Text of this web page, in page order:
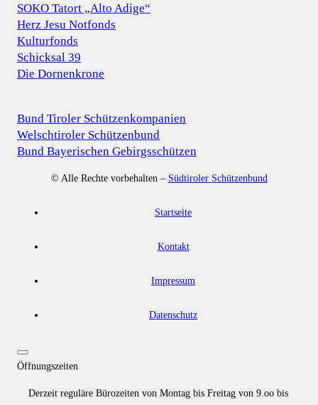
SOKO Tatort „Alto Adige“
Herz Jesu Notfonds
Kulturfonds
Schicksal 39
Die Dornenkrone
Bund Tiroler Schützenkompanien
Welschtiroler Schützenbund
Bund Bayerischen Gebirgsschützen
© Alle Rechte vorbehalten – Südtiroler Schützenbund
Startseite
Kontakt
Impressum
Datenschutz
Öffnungszeiten
Derzeit reguläre Bürozeiten von Montag bis Freitag von 9.oo bis